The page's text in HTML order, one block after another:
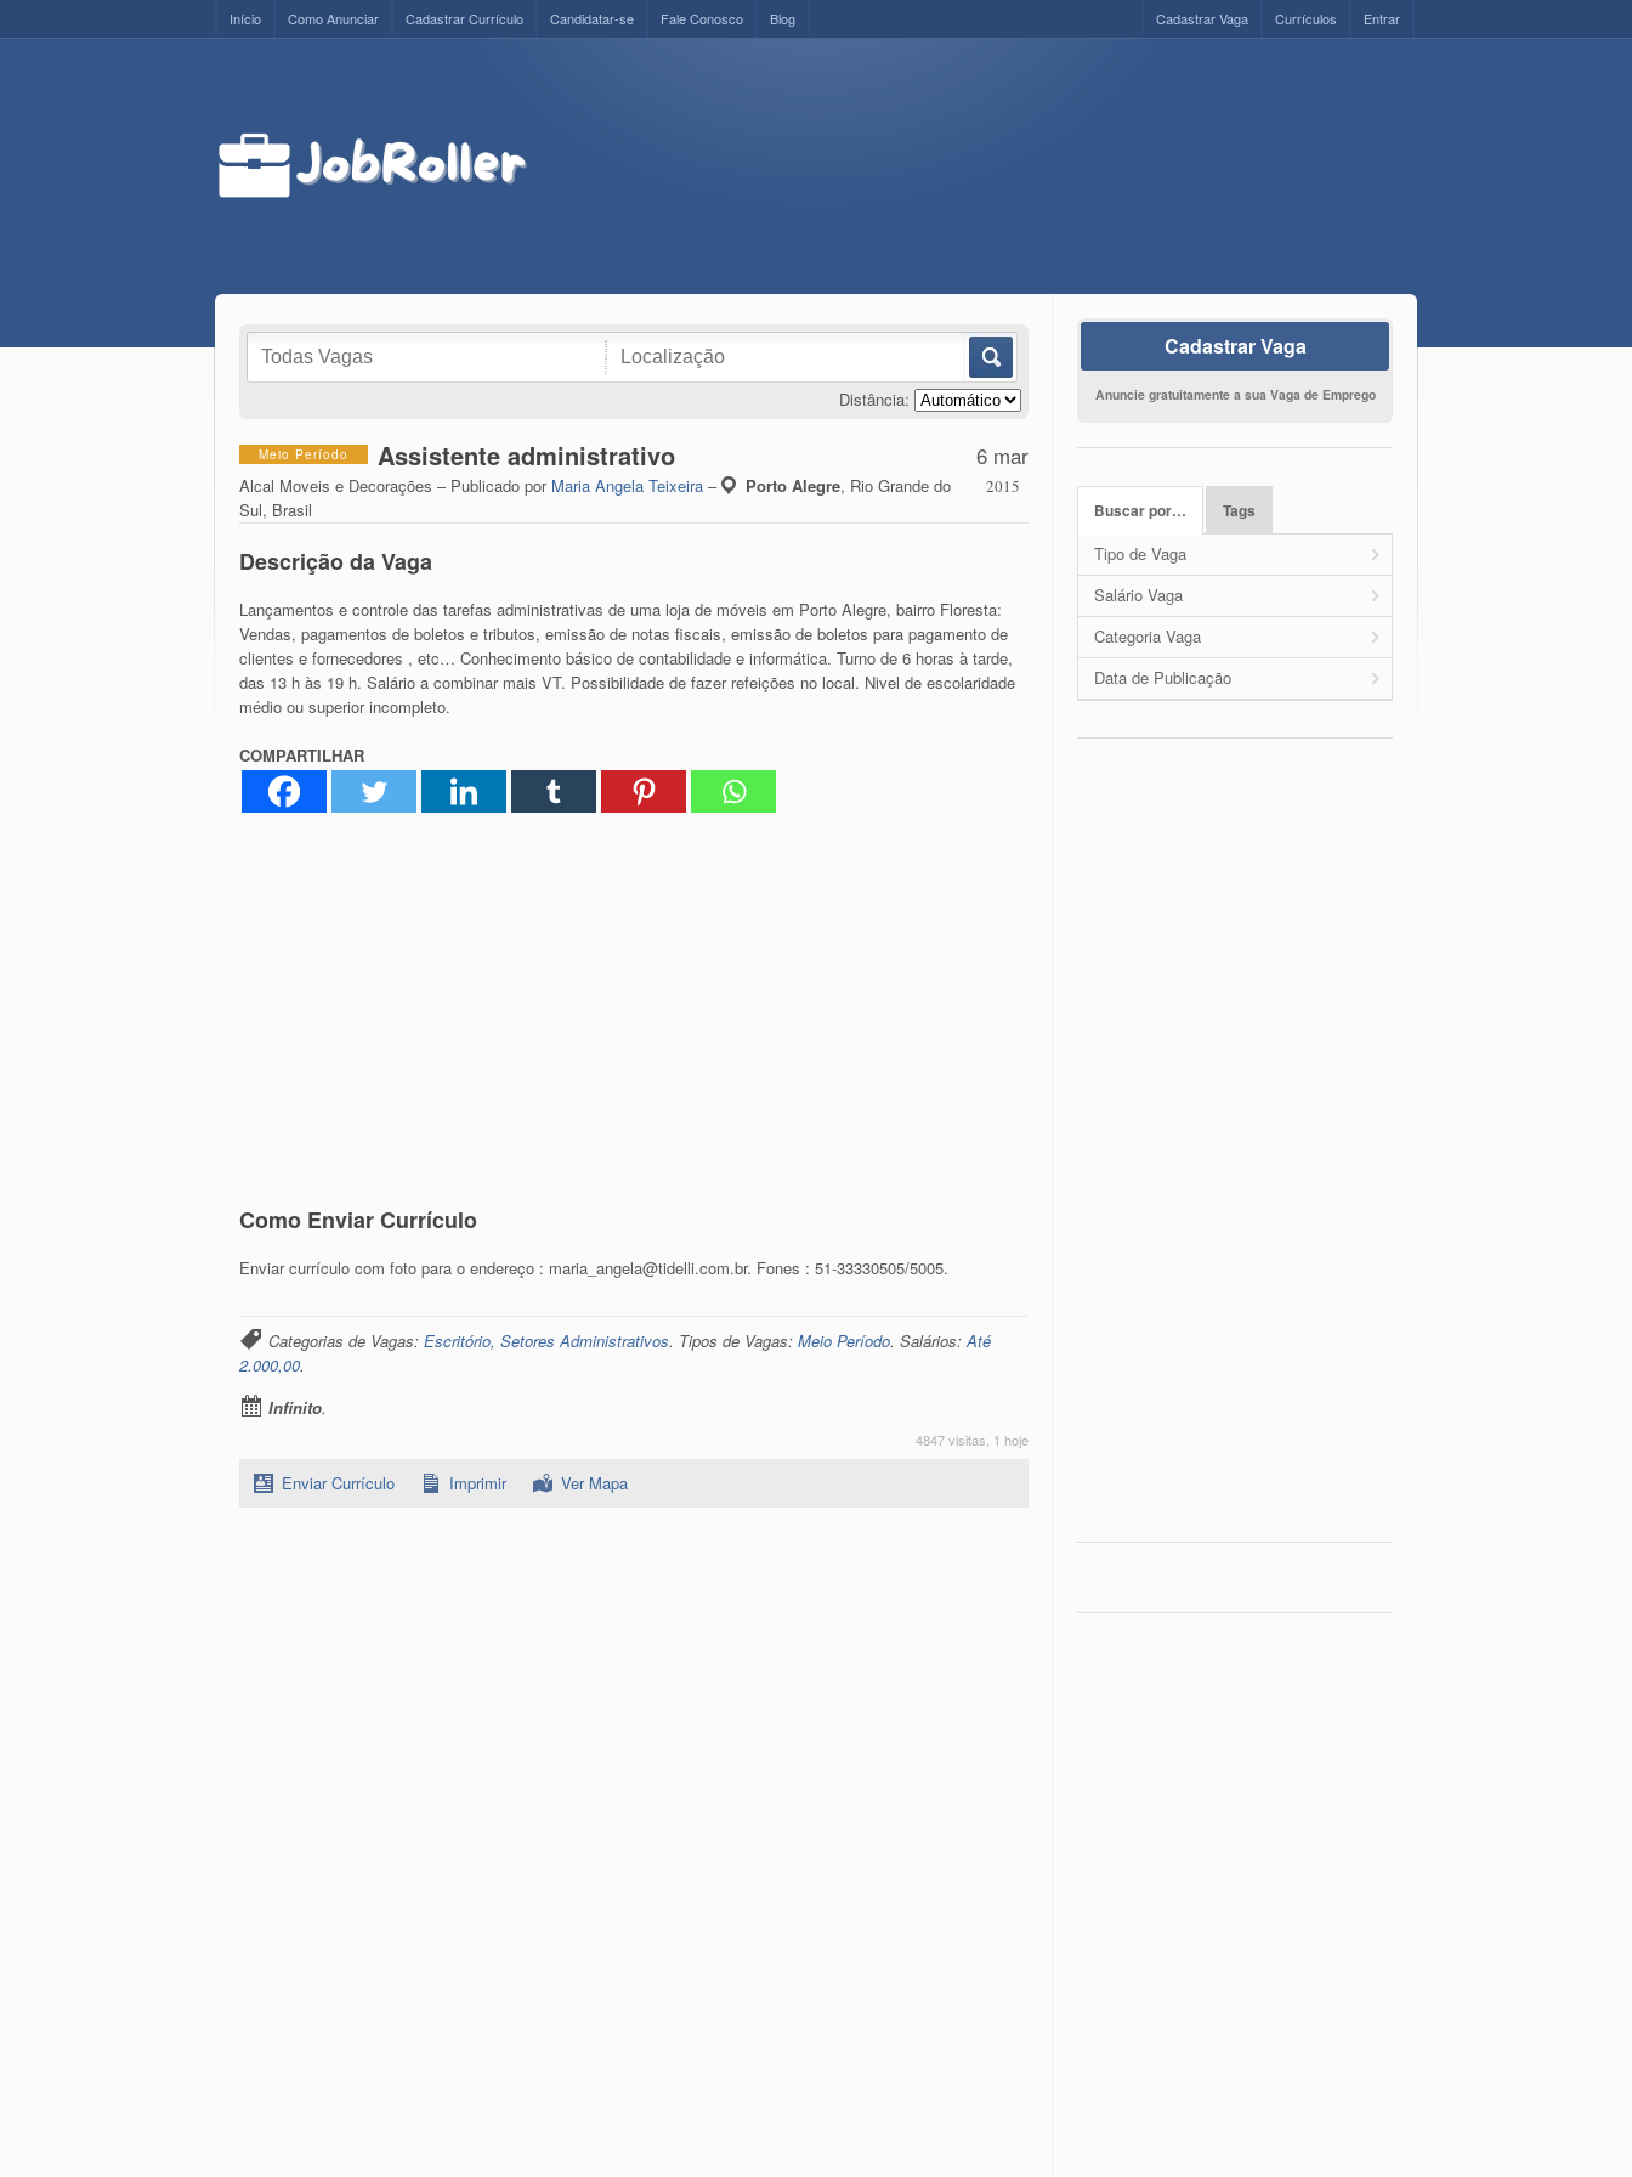
Início Como Anunciar Cadastrar Currículo Candidatar-se Fale Conosco Blog Entrar
Currículos
Cadastrar Vaga
Distância:
6 mar
2015
Meio Período Assistente administrativo
Alcal Moveis e Decorações – Publicado por Maria Angela Teixeira – Porto Alegre, Rio Grande do
Sul, Brasil
Descrição da Vaga
Lançamentos e controle das tarefas administrativas de uma loja de móveis em Porto Alegre, bairro Floresta:
Vendas, pagamentos de boletos e tributos, emissão de notas fiscais, emissão de boletos para pagamento de
clientes e fornecedores , etc… Conhecimento básico de contabilidade e informática. Turno de 6 horas à tarde,
das 13 h às 19 h. Salário a combinar mais VT. Possibilidade de fazer refeições no local. Nivel de escolaridade
médio ou superior incompleto.
COMPARTILHAR
Como Enviar Currículo
Enviar currículo com foto para o endereço : maria_angela@tidelli.com.br. Fones : 51-33330505/5005.
Categorias de Vagas: Escritório, Setores Administrativos. Tipos de Vagas: Meio Período. Salários:Até
2.000,00.
Infinito.
4847 visitas, 1 hoje
Enviar Currículo Imprimir Ver Mapa
Cadastrar Vaga
Anuncie gratuitamente a sua Vaga de Emprego
Buscar por… Tags
Tipo de Vaga
Salário Vaga
Categoria Vaga
Data de Publicação